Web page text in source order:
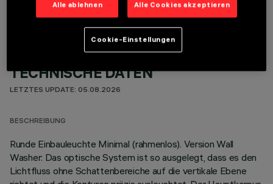
TECHNISCHE DATEN
LETZTES UPDATE: 05.08.2026
BESCHREIBUNG
Runde Einbauleuchte Minimal (rahmenlos). Version Wall
Washer: Das optische System ist so ausgelegt, dass es den
Lichtfluss ohne Schattenbereiche auf die vertikale Ebene
Alle ablehnen Alle Cookies akzeptieren
Cookie-Einstellungen